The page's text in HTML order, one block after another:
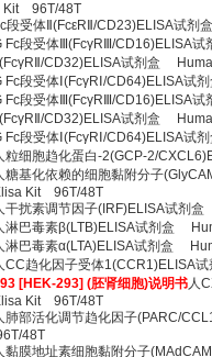
Kit 96T/48T
段受体Ⅱ(FcεRⅡ/CD23)ELISA试
Fc段受体Ⅲ(FcγRⅢ/CD16)ELISA
CD32)ELISA试剂盒
Fc段受体Ⅰ(FcγRⅠ/CD64)ELISA
Fc段受体Ⅲ(FcγRⅢ/CD16)ELISA
CD32)ELISA试剂盒
Fc段受体Ⅰ(FcγRⅠ/CD64)ELISA
粒细胞趋化蛋白-2(GCP-2/
糖基化依赖的细胞黏附分子
Kit 96T/48T
干扰素调节因子(IRF)ELISA试剂
淋巴毒素β(LTB)ELISA试剂盒
淋巴毒素α(LTA)ELISA试剂盒
CC趋化因子受体1(CCR1)ELISA
[HEK-293] (胚肾细胞)说明书人
Kit 96T/48T
肺部活化调节趋化因子(PARC/
48T
黏膜地址素细胞黏附分子